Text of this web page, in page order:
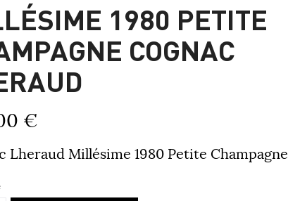
1980 PETITE
COGNAC
€
Lheraud Millésime 1980 Petite Champagne